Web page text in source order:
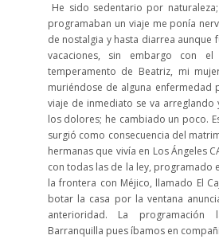
He sido sedentario por
programaban un viaje me ponía
de nostalgia y hasta diarrea aunque
vacaciones, sin embargo con
temperamento de Beatriz, mi
muriéndose de alguna enfermedad
viaje de inmediato se va
los dolores; he cambiado un poco.
surgió como consecuencia del
hermanas que vivía en Los Ángeles
con todas las de la ley, programado
la frontera con Méjico, llamado El
botar la casa por la ventana
anterioridad. La programación
Barranquilla pues íbamos en